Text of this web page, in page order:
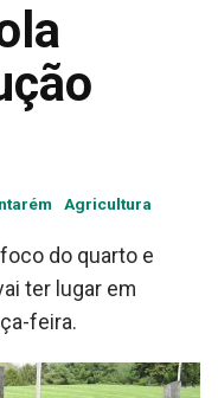
Agricultura
do quarto e
ter lugar em
feira.